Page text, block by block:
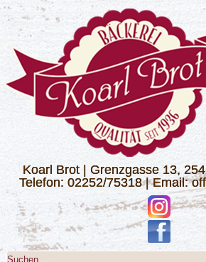
Koarl Brot | Grenzgasse 13,
Telefon: 02252/75318 | Email: